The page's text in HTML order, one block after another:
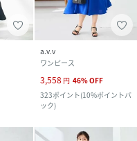
a.v.v
ワンピース
3,558 円 46%OFF
323ポイント(10%ポイントバ
ック)